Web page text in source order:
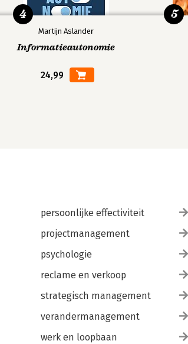
Martijn Aslander
Informatieautonomie
24,99
4 5
persoonlijke effectiviteit
projectmanagement
psychologie
reclame en verkoop
strategisch management
verandermanagement
werk en loopbaan